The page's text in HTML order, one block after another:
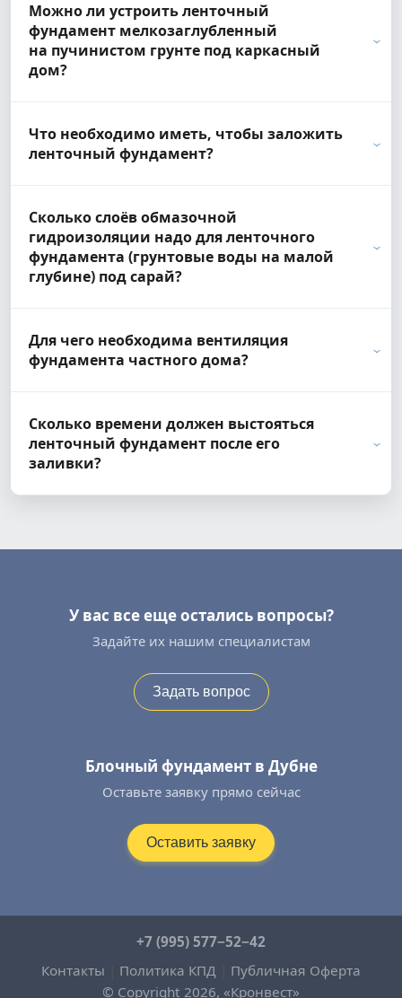
Можно ли устроить ленточный
фундамент мелкозаглубленный
на пучинистом грунте под каркасный
дом?
Что необходимо иметь, чтобы заложить
ленточный фундамент?
Сколько слоёв обмазочной
гидроизоляции надо для ленточного
фундамента (грунтовые воды на малой
глубине) под сарай?
Для чего необходима вентиляция
фундамента частного дома?
Сколько времени должен выстояться
ленточный фундамент после его
заливки?
У вас все еще остались вопросы?
Задайте их нашим специалистам
Задать вопрос
Блочный фундамент в Дубне
Оставьте заявку прямо сейчас
Оставить заявку
© Copyright 2026, «Кронвест»
+7 (995) 577−52−42
Контакты
Политика КПД Публичная Оферта